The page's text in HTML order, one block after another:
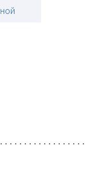
. . . . . . . . . . . . . . . . .